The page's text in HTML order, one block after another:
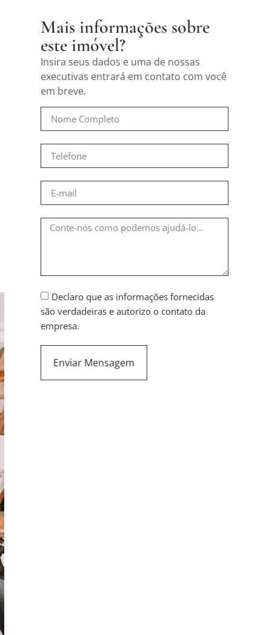
Mais informações sobre
este imóvel?
Insira seus dados e uma de nossas
executivas entrará em contato com você
em breve.
Declaro que as informações fornecidas
são verdadeiras e autorizo o contato da
empresa.
Enviar Mensagem